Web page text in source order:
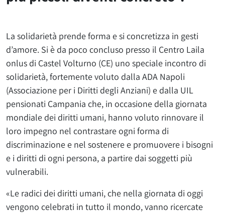
La solidarietà prende forma e si concretizza in gesti
d’amore. Si è da poco concluso presso il Centro Laila
onlus di Castel Volturno (CE) uno speciale incontro di
solidarietà, fortemente voluto dalla ADA Napoli
(Associazione per i Diritti degli Anziani) e dalla UIL
pensionati Campania che, in occasione della giornata
mondiale dei diritti umani, hanno voluto rinnovare il
loro impegno nel contrastare ogni forma di
discriminazione e nel sostenere e promuovere i bisogni
e i diritti di ogni persona, a partire dai soggetti più
vulnerabili.
«Le radici dei diritti umani, che nella giornata di oggi
vengono celebrati in tutto il mondo, vanno ricercate